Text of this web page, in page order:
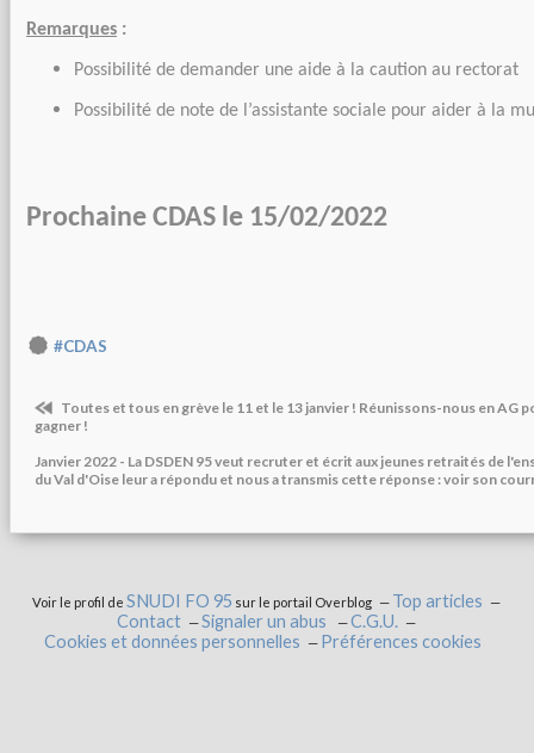
Remarques :
Possibilité de demander une aide à la caution au rectorat
Possibilité de note de l’assistante sociale pour aider à la
Prochaine CDAS le 15/02/2022
#CDAS
Toutes et tous en grève le 11 et le 13 janvier ! Réunissons-nous en AG
gagner !
Janvier 2022 - La DSDEN 95 veut recruter et écrit aux jeunes retraités de
du Val d'Oise leur a répondu et nous a transmis cette réponse : voir son
Voir le profil deSNUDI FO 95 sur le portail Overblog
Top articles
Contact
Signaler un abus
C.G.U.
Cookies et données personnelles
Préférences cookies